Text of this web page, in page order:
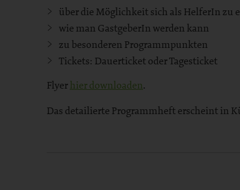
über die Möglichkeit sich als HelferIn zu
wie man GastgeberIn werden kann
zu besonderen Programmpunkten
Tickets: Dauerticket oder Tagesticket
Flyerhier downloaden.
Das detailierte Programmheft erscheint in